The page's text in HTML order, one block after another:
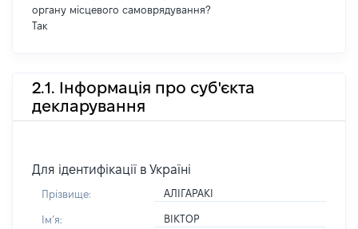
органу місцевого самоврядування?
Так
2.1. Інформація про суб'єкта
декларування
Для ідентифікації в Україні
Прізвище: АЛІГАРАКІ
Імʼя: ВІКТОР